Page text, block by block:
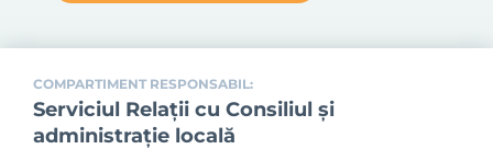
COMPARTIMENT RESPONSABIL:
Serviciul Relaţii cu Consiliul şi
administraţie locală